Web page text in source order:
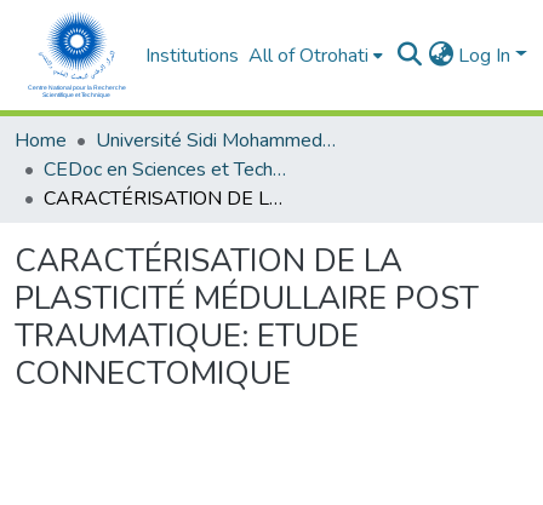
Institutions All of Otrohati Log In
Home
Université Sidi Mohammed Ben Abdellah - Fès
CEDoc en Sciences et Techniques et Sciences Médicales (CED - STSM)
CARACTÉRISATION DE LA PLASTICITÉ MÉDULLAIRE POST TRAUMATIQUE: ETUDE CONNECTOMIQUE
CARACTÉRISATION DE LA
PLASTICITÉ MÉDULLAIRE POST
TRAUMATIQUE: ETUDE
CONNECTOMIQUE